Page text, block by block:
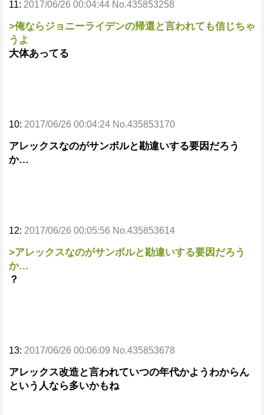
11: 2017/06/26 00:04:44 No.435853258
>俺ならジョニーライデンの帰還と言われても信じちゃ
うよ
大体あってる
10: 2017/06/26 00:04:24 No.435853170
アレックスなのがサンボルと勘違いする要因だろう
か…
12: 2017/06/26 00:05:56 No.435853614
>アレックスなのがサンボルと勘違いする要因だろう
か…
？
13: 2017/06/26 00:06:09 No.435853678
アレックス改造と言われていつの年代かようわからん
という人なら多いかもね